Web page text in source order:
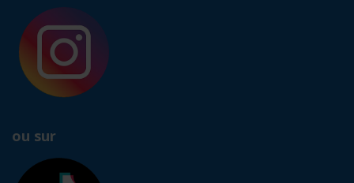
ou sur